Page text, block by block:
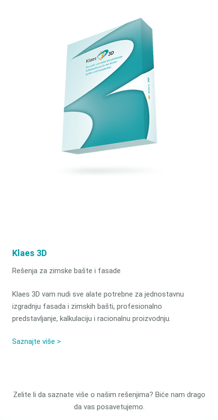
Klaes 3D
Rešenja za zimske bašte i fasade
Klaes 3D vam nudi sve alate potrebne za jednostavnu
izgradnju fasada i zimskih bašti, profesionalno
predstavljanje, kalkulaciju i racionalnu proizvodnju.
Saznajte više >
Želite li da saznate više o našim rešenjima? Biće nam drago
da vas posavetujemo.